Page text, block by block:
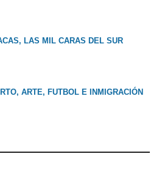
LAS MIL CARAS DEL SUR
ARTE, FUTBOL E INMIGRACIÓN